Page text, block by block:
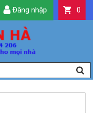
0
Đăng nhập